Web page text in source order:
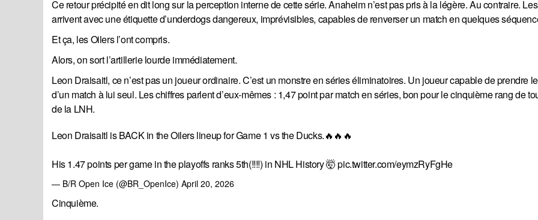
Ce retour précipité en dit long sur la perception interne de cette série. Anaheim n’est pas pris à la légère. Au contraire.
arrivent avec une étiquette d’underdogs dangereux, imprévisibles, capables de renverser un match en quelques
Et ça, les Oilers l’ont compris.
Alors, on sort l’artillerie lourde immédiatement.
Leon Draisaitl, ce n’est pas un joueur ordinaire. C’est un monstre en séries éliminatoires. Un joueur capable de prendre
d’un match à lui seul. Les chiffres parlent d’eux-mêmes : 1,47 point par match en séries, bon pour le cinquième rang de
de la LNH.
Leon Draisaitl is BACK in the Oilers lineup for Game 1 vs the Ducks.🔥🔥🔥
His 1.47 points per game in the playoffs ranks 5th(!!!!) in NHL History 🤯pic.twitter.com/eymzRyFgHe
— B/R Open Ice (@BR_OpenIce) April 20, 2026
Cinquième.